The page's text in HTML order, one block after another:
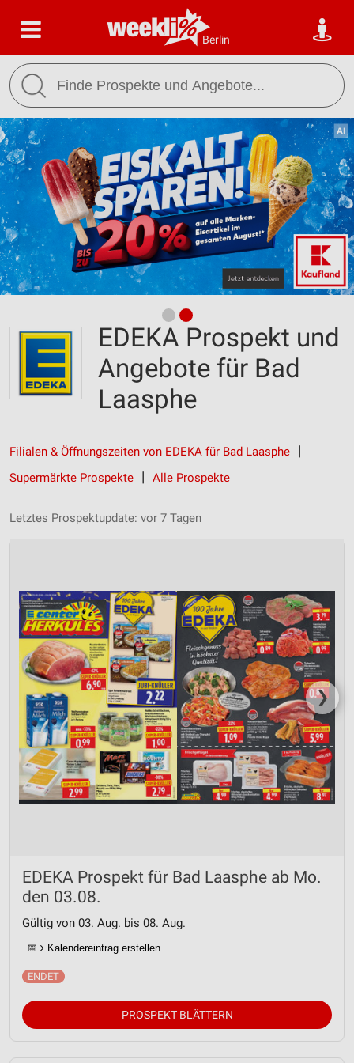
Berlin
EDEKA Prospekt und
Angebote für Bad
Laasphe
Filialen & Öffnungszeiten von EDEKA für Bad Laasphe
Supermärkte Prospekte
Alle Prospekte
Letztes Prospektupdate: vor 7 Tagen
❯
EDEKA Prospekt für Bad Laasphe ab Mo.
den 03.08.
Gültig von 03. Aug. bis 08. Aug.
📅 Kalendereintrag erstellen
PROSPEKT BLÄTTERN